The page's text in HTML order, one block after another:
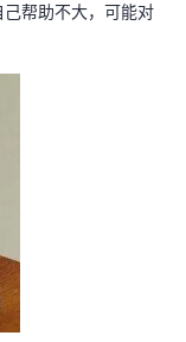
帮助不大，可能对